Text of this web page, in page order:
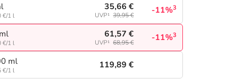
€/1 l
35,66 €
UVP¹ 39,95 € -11%3
€/1 l
61,57 €
UVP¹ 68,95 € -11%3
ml
€/1 l
119,89 €